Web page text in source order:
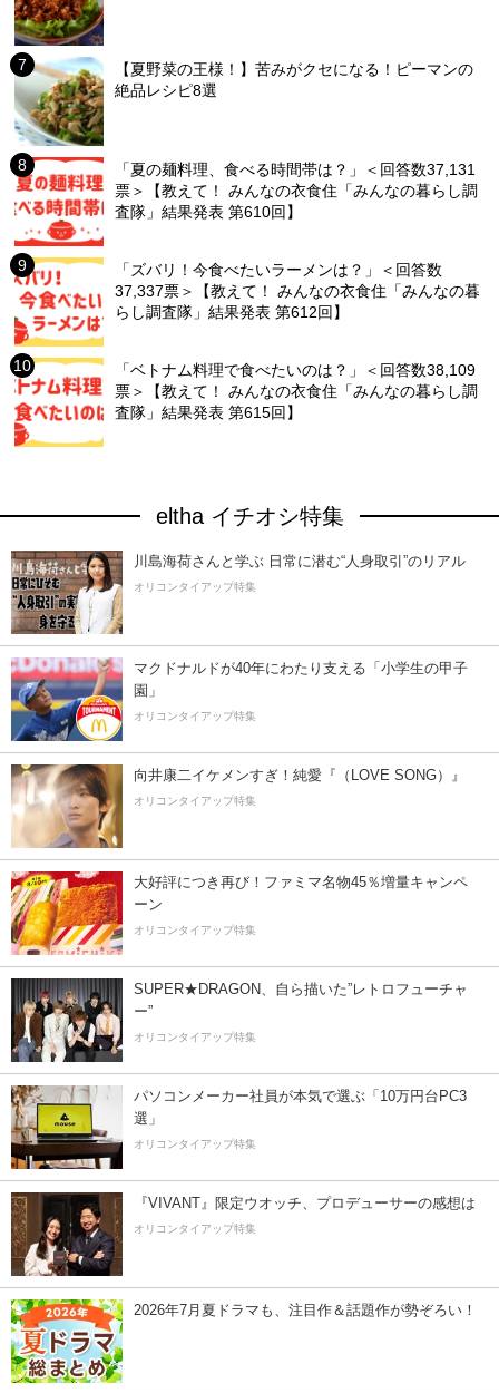
【夏野菜の王様！】苦みがクセになる！ピーマンの
絶品レシピ8選
「夏の麺料理、食べる時間帯は？」＜回答数37,131
票＞【教えて！ みんなの衣食住「みんなの暮らし調
査隊」結果発表 第610回】
「ズバリ！今食べたいラーメンは？」＜回答数
37,337票＞【教えて！ みんなの衣食住「みんなの暮
らし調査隊」結果発表 第612回】
「ベトナム料理で食べたいのは？」＜回答数38,109
票＞【教えて！ みんなの衣食住「みんなの暮らし調
査隊」結果発表 第615回】
eltha イチオシ特集
川島海荷さんと学ぶ 日常に潜む“人身取引”のリアル
オリコンタイアップ特集
マクドナルドが40年にわたり支える「小学生の甲子
園」
オリコンタイアップ特集
向井康二イケメンすぎ！純愛『（LOVE SONG）』
オリコンタイアップ特集
大好評につき再び！ファミマ名物45％増量キャンペ
ーン
オリコンタイアップ特集
SUPER★DRAGON、自ら描いた”レトロフューチャ
ー”
オリコンタイアップ特集
パソコンメーカー社員が本気で選ぶ「10万円台PC3
選」
オリコンタイアップ特集
『VIVANT』限定ウオッチ、プロデューサーの感想は
オリコンタイアップ特集
2026年7月夏ドラマも、注目作＆話題作が勢ぞろい！